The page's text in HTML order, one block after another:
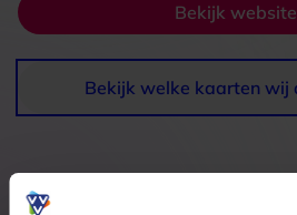
Bekijk website
Bekijk welke kaarten wij